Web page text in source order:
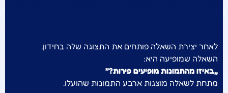
לאחר יצירת השאלה פותחים את התצוגה שלה בחידון.
השאלה שמופיעה היא:
„באיזו מהתמונות מופיעים פירות?”
מתחת לשאלה מוצגות ארבע התמונות שהועלו.